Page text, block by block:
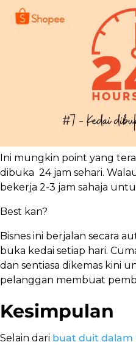
Ini mungkin point yang
dibuka 24 jam sehari.
bekerja 2-3 jam sahaja
Best kan?
Bisnes ini berjalan secara
buka kedai setiap hari.
dan sentiasa dikemas kini
pelanggan membuat
Kesimpulan
Selain dari buat duit dalam